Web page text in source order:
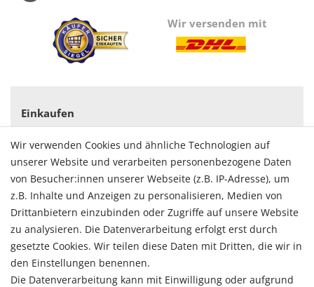
Wir versenden mit
Einkaufen
Zahlungsarten
Versandarten & -kosten
Widerrufsrecht
Vertrag widerrufen
Konto
Login
Registrieren
Warenkorb
Zur Kasse
Wir verwenden Cookies und ähnliche Technologien auf
unserer Website und verarbeiten personenbezogene Daten
von Besucher:innen unserer Webseite (z.B. IP-Adresse), um
z.B. Inhalte und Anzeigen zu personalisieren, Medien von
Drittanbietern einzubinden oder Zugriffe auf unsere Website
zu analysieren. Die Datenverarbeitung erfolgt erst durch
gesetzte Cookies. Wir teilen diese Daten mit Dritten, die wir in
den Einstellungen benennen.
Die Datenverarbeitung kann mit Einwilligung oder aufgrund